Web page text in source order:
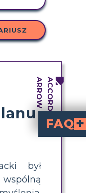
był
FAQ